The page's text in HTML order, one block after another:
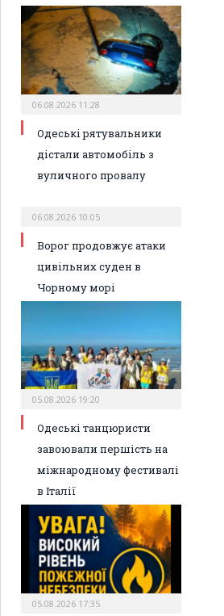
06.08.2026 11:28
Одеські рятувальники
дістали автомобіль з
вуличного провалу
06.08.2026 10:05
Ворог продовжує атаки
цивільних суден в
Чорному морі
05.08.2026 19:20
Одеські танцюристи
завоювали першість на
міжнародному фестивалі
в Італії
05.08.2026 17:35